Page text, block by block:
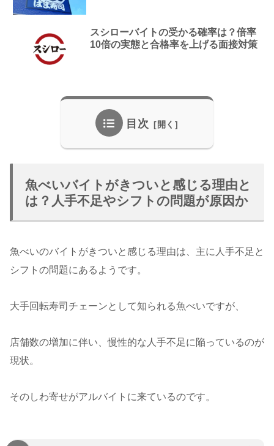
スシローバイトの受かる確率は？倍率
10倍の実態と合格率を上げる面接対策
目次
魚べいバイトがきついと感じる理由と
は？人手不足やシフトの問題が原因か
魚べいのバイトがきついと感じる理由は、主に人手不足と
シフトの問題にあるようです。
大手回転寿司チェーンとして知られる魚べいですが、
店舗数の増加に伴い、慢性的な人手不足に陥っているのが
現状。
そのしわ寄せがアルバイトに来ているのです。